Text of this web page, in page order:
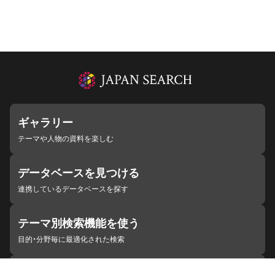
ギャラリー
テーマや人物の資料を楽しむ
データベースを見つける
連携しているデータベースを探す
テーマ別検索機能を使う
目的・分野毎に最適化された検索